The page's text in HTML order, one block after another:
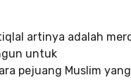
artinya adalah
untuk
pejuang Muslim